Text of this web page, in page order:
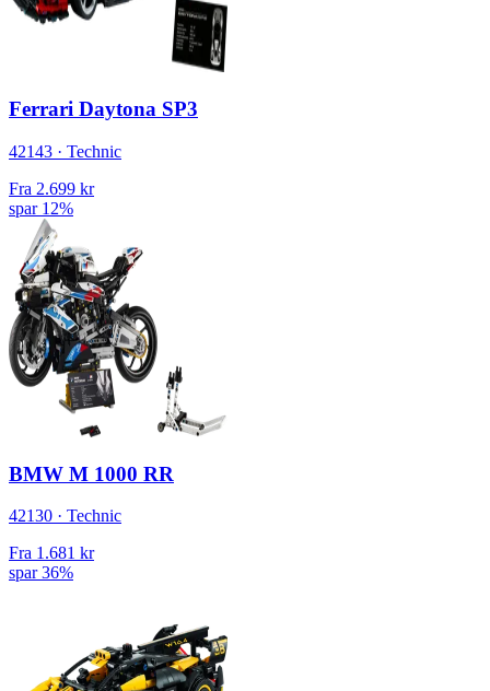
Ferrari Daytona SP3
42143 · Technic
Fra 2.699 kr
spar 12%
BMW M 1000 RR
42130 · Technic
Fra 1.681 kr
spar 36%